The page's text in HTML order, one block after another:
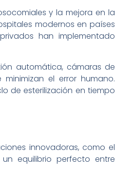
y la mejora en la
modernos en países
han implementado
automática, cámaras de
el error humano.
de esterilización en tiempo
innovadoras, como el
un equilibrio perfecto entre